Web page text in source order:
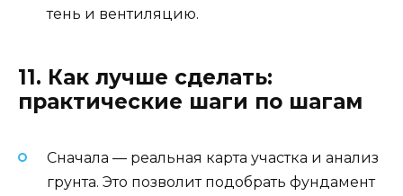
тень и вентиляцию.
11. Как лучше сделать:
практические шаги по шагам
Сначала — реальная карта участка и анализ
грунта. Это позволит подобрать фундамент